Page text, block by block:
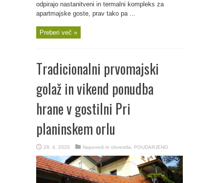
odpirajo nastanitveni in termalni kompleks za
apartmajske goste, prav tako pa ...
Preberi več »
Tradicionalni prvomajski
golaž in vikend ponudba
hrane v gostilni Pri
planinskem orlu
28. 4. 2020 Napovedi in obvestila POUDARJENO